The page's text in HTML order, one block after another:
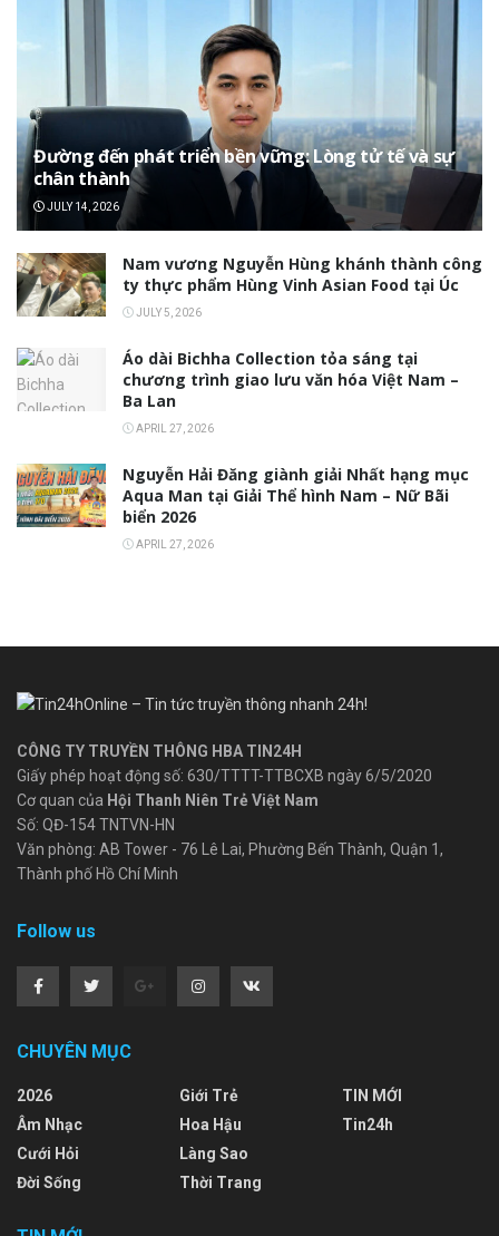
Đường đến phát triển bền vững: Lòng tử tế và sự
chân thành
JULY 14, 2026
Nam vương Nguyễn Hùng khánh thành công
ty thực phẩm Hùng Vinh Asian Food tại Úc
JULY 5, 2026
Áo dài Bichha Collection tỏa sáng tại
chương trình giao lưu văn hóa Việt Nam –
Ba Lan
APRIL 27, 2026
Nguyễn Hải Đăng giành giải Nhất hạng mục
Aqua Man tại Giải Thể hình Nam – Nữ Bãi
biển 2026
APRIL 27, 2026
CÔNG TY TRUYỀN THÔNG HBA TIN24H
Giấy phép hoạt động số: 630/TTTT-TTBCXB ngày 6/5/2020
Cơ quan của Hội Thanh Niên Trẻ Việt Nam
Số: QĐ-154 TNTVN-HN
Văn phòng: AB Tower - 76 Lê Lai, Phường Bến Thành, Quận 1,
Thành phố Hồ Chí Minh
Follow us
CHUYÊN MỤC
2026
Âm Nhạc
Cưới Hỏi
Đời Sống
Giới Trẻ
Hoa Hậu
Làng Sao
Thời Trang
TIN MỚI
Tin24h